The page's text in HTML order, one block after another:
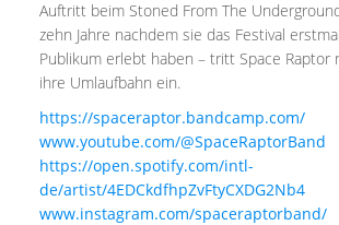
Auftritt beim Stoned From The
zehn Jahre nachdem sie das Festival
Publikum erlebt haben – tritt Space Raptor
ihre Umlaufbahn ein.
https://spaceraptor.bandcamp.com/
www.youtube.com/@SpaceRaptorBand
https://open.spotify.com/intl-
de/artist/4EDCkdfhpZvFtyCXDG2Nb4
www.instagram.com/spaceraptorband/